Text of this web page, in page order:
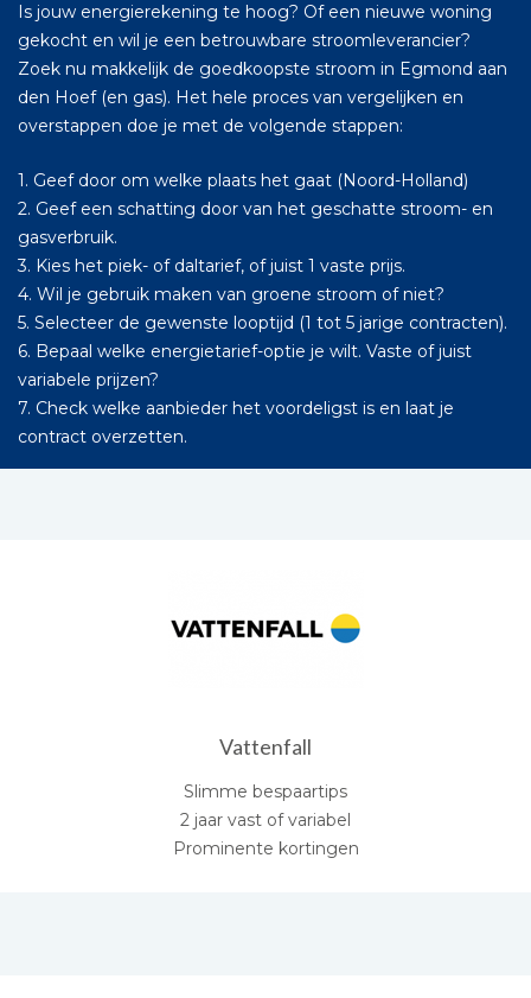
Is jouw energierekening te hoog? Of een nieuwe woning
gekocht en wil je een betrouwbare stroomleverancier?
Zoek nu makkelijk de goedkoopste stroom in Egmond aan
den Hoef (en gas). Het hele proces van vergelijken en
overstappen doe je met de volgende stappen:
1. Geef door om welke plaats het gaat (Noord-Holland)
2. Geef een schatting door van het geschatte stroom- en
gasverbruik.
3. Kies het piek- of daltarief, of juist 1 vaste prijs.
4. Wil je gebruik maken van groene stroom of niet?
5. Selecteer de gewenste looptijd (1 tot 5 jarige contracten).
6. Bepaal welke energietarief-optie je wilt. Vaste of juist
variabele prijzen?
7. Check welke aanbieder het voordeligst is en laat je
contract overzetten.
Vattenfall
Slimme bespaartips
2 jaar vast of variabel
Prominente kortingen